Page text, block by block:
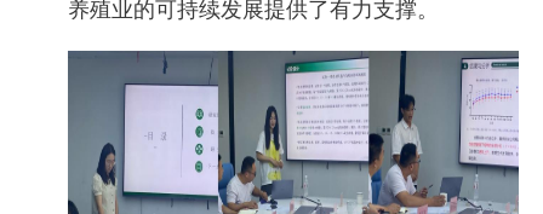
养殖业的可持续发展提供了有力支撑。